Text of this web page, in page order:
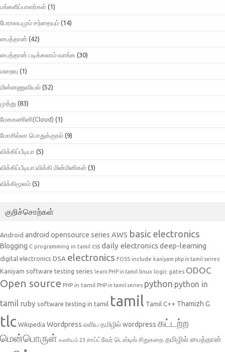
பங்களிப்பாளர்கள் (1)
பேராலயமும் சந்தையும் (14)
பைத்தான் (42)
பைத்தான் படிக்கலாம் வாங்க (30)
மறைவு (1)
மின்னணுவியல் (52)
முத்து (83)
மேககணினி(Cloud) (1)
மோசில்லா பொதுக்குரல் (9)
விக்கிப்பீடியா (5)
விக்கிப்பீடியா:விக்கி மின்மினிகள் (3)
விக்கிமூலம் (5)
குறிச்சொற்கள்
Android android opensource series AWS basic electronics
Blogging C programming in tamil css daily electronicsdeep-learning
digital electronics DSA electronics FOSS include kaniyam php in tamil seires
Kaniyam software testing series learn PHP in tamil linux logic gates ODOC
Open source PHP in tamil PHP in tamil series python python in
tamil ruby software testing in tamil tamil Tamil C++ Thamizh G
tlc Wikipedia Wordpress எளிய தமிழில் wordpress கட்டற்ற
மென்பொருள் கணியம் 23 சாப்ட்வேர் டெஸ்டிங் சிறுகதை தமிழில் பைத்தான்